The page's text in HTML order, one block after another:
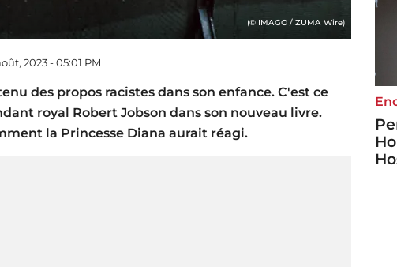
(© IMAGO / ZUMA Wire)
2023 - 05:01 PM
des propos racistes dans son enfance. C'est ce
royal Robert Jobson dans son nouveau livre.
la Princesse Diana aurait réagi.